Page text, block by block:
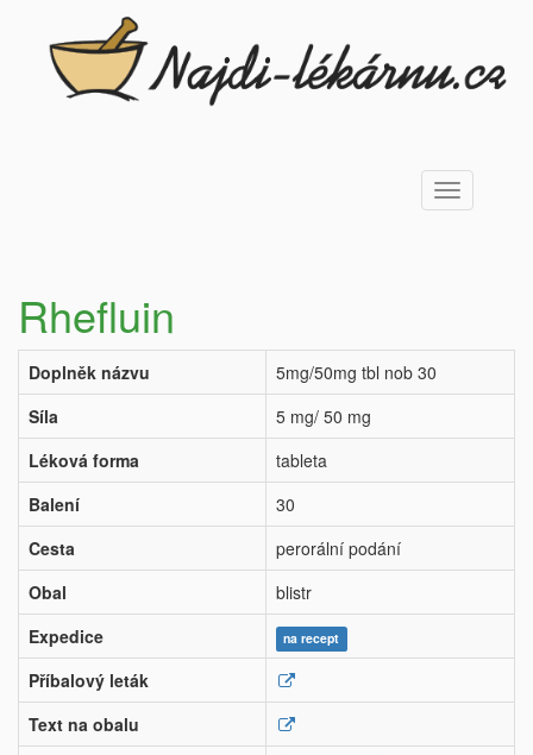
Toggle
navigation
Rhefluin
Doplněk názvu
5mg/50mg tbl nob 30
Síla
5 mg/ 50 mg
Léková forma
tableta
Balení
30
Cesta
perorální podání
Obal
blistr
Expedice
na recept
Příbalový leták
Text na obalu